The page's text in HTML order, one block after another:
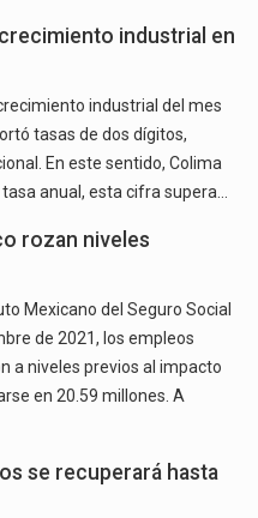
industrial en
industrial del mes
tasas de dos dígitos,
En este sentido, Colima
anual, esta cifra supera…
rozan niveles
Mexicano del Seguro Social
de 2021, los empleos
a niveles previos al impacto
en 20.59 millones. A
se recuperará hasta